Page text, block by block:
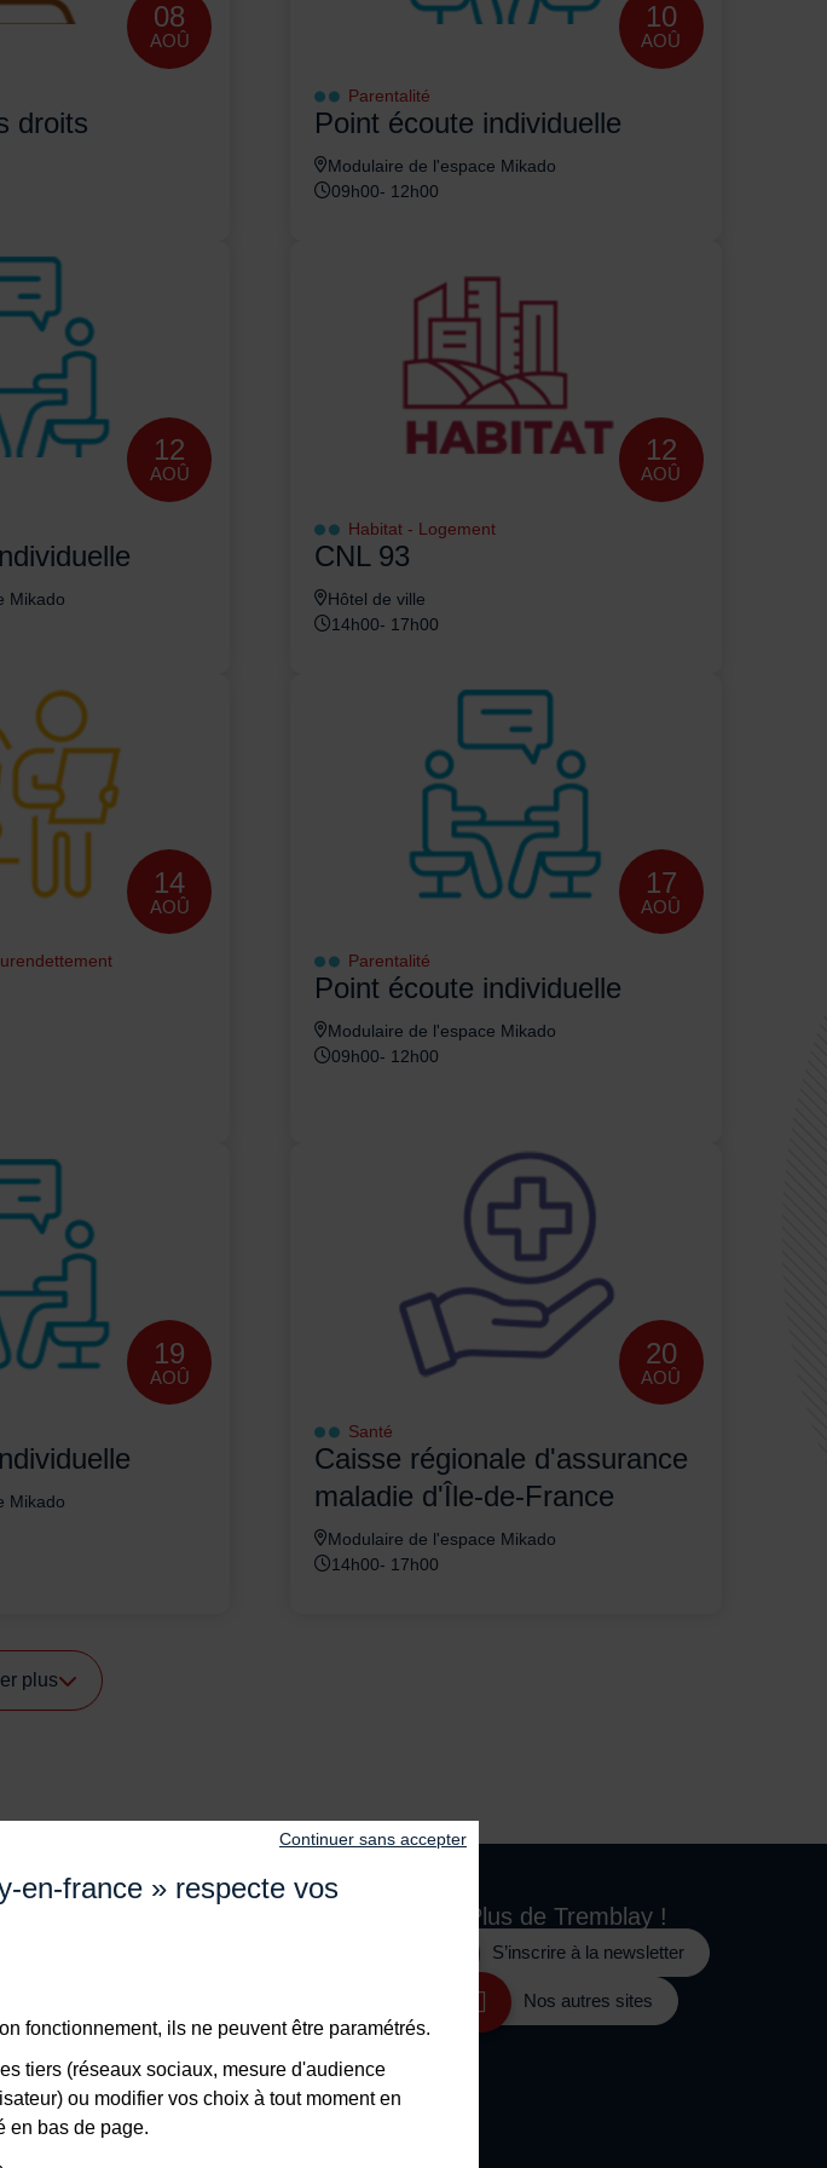
en-france » respecte vos
fonctionnement, ils ne peuvent être paramétrés.
tiers (réseaux sociaux, mesure d'audience
ou modifier vos choix à tout moment en
en bas de page.
Continuer sans accepter
droits
08
AOÛ
Point écoute individuelle
Parentalité
Modulaire de l'espace Mikado
09h00- 12h00
10
AOÛ
Mikado
12
AOÛ
CNL 93
Habitat - Logement
Hôtel de ville
14h00- 17h00
12
AOÛ
14
AOÛ
Point écoute individuelle
Parentalité
Modulaire de l'espace Mikado
09h00- 12h00
17
AOÛ
Mikado
19
AOÛ
Caisse régionale d'assurance
maladie d'Île-de-France
Santé
Modulaire de l'espace Mikado
14h00- 17h00
20
AOÛ
plus
pied de page Plus deTremblay !
S’inscrire à la newsletter
Nos autres sites